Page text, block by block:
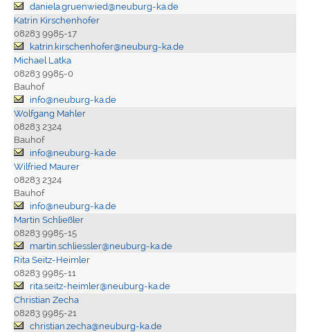
daniela.gruenwied@neuburg-ka.de
Katrin Kirschenhofer
08283 9985-17
katrin.kirschenhofer@neuburg-ka.de
Michael Latka
08283 9985-0
Bauhof
info@neuburg-ka.de
Wolfgang Mahler
08283 2324
Bauhof
info@neuburg-ka.de
Wilfried Maurer
08283 2324
Bauhof
info@neuburg-ka.de
Martin Schließler
08283 9985-15
martin.schliessler@neuburg-ka.de
Rita Seitz-Heimler
08283 9985-11
rita.seitz-heimler@neuburg-ka.de
Christian Zecha
08283 9985-21
christian.zecha@neuburg-ka.de